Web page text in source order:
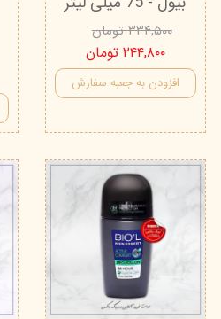
۳۳۴,۵۰۰ تومان
۲۴۴,۸۰۰ تومان
افزودن به جعبه سفارش